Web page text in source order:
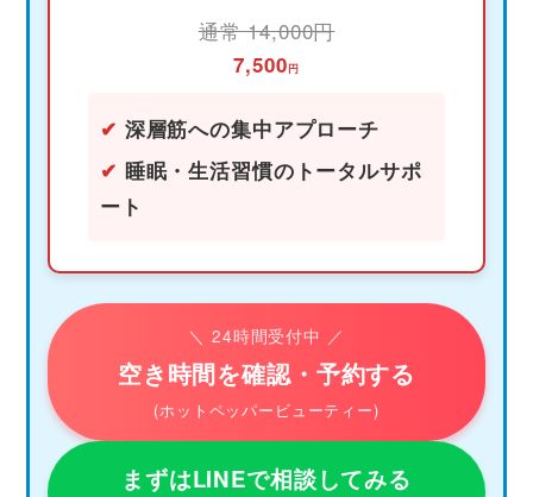
通常 14,000円
7,500円
✔ 深層筋への集中アプローチ
✔ 睡眠・生活習慣のトータルサポ
ート
＼ 24時間受付中 ／
空き時間を確認・予約する
(ホットペッパービューティー)
まずはLINEで相談してみる